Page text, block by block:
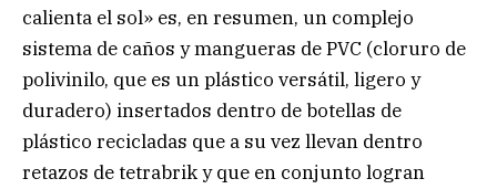
calienta el sol» es, en resumen, un complejo
sistema de caños y mangueras de PVC (cloruro de
polivinilo, que es un plástico versátil, ligero y
duradero) insertados dentro de botellas de
plástico recicladas que a su vez llevan dentro
retazos de tetrabrik y que en conjunto logran